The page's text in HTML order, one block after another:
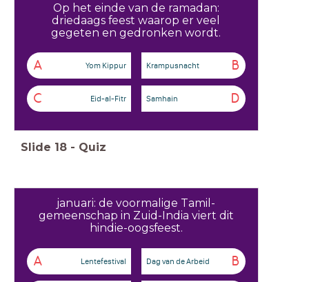
Op het einde van de ramadan:
driedaags feest waarop er veel
gegeten en gedronken wordt.
A Yom Kippur B
Krampusnacht
C Eid-al-Fitr D
Samhain
Slide 18 - Quiz
januari: de voormalige Tamil-
gemeenschap in Zuid-India viert dit
hindie-oogsfeest.
A Lentefestival B
Dag van de Arbeid